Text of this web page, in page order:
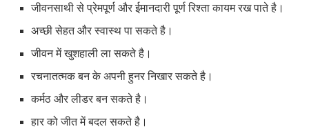
जीवनसाथी से प्रेमपूर्ण और ईमानदारी पूर्ण रिश्ता कायम रख पाते है।
अच्छी सेहत और स्वास्थ पा सकते है।
जीवन में खुशहाली ला सकते है।
रचनातत्मक बन के अपनी हुनर निखार सकते है।
कर्मठ और लीडर बन सकते है।
हार को जीत में बदल सकते है।